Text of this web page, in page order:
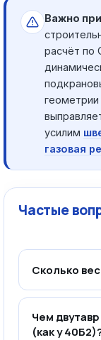
Важно
расчёт по
усилим
газовая
Частые
Сколько
Чем
(как у